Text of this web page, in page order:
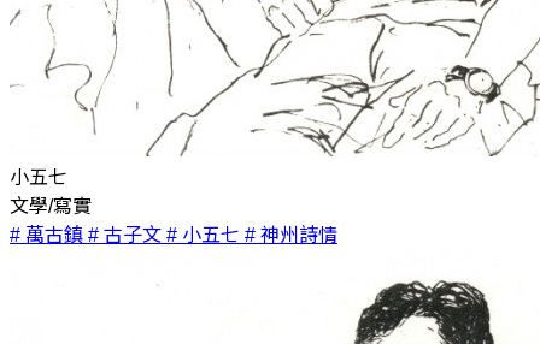
小五七
文學/寫實
# 萬古鎮 # 古子文 # 小五七 # 神州詩情